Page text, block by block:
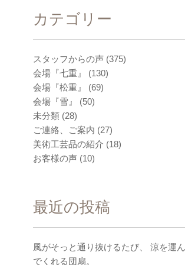
カテゴリー
スタッフからの声 (375)
会場『七重』
(130)
会場『松重』
(69)
会場『雪』
(50)
未分類 (28)
ご連絡、ご案内 (27)
美術工芸品の紹介 (18)
お客様の声 (10)
最近の投稿
風がそっと通り抜けるたび、 涼を運ん
でくれる団扇。